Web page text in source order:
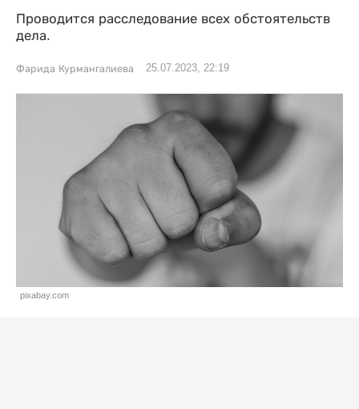
Проводится расследование всех обстоятельств
дела.
Фарида Курмангалиева 25.07.2023, 22:19
pixabay.com